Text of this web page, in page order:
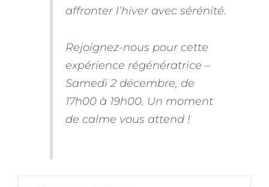
affronter l’hiver avec sérénité.
Rejoignez-nous pour cette
expérience régénératrice –
Samedi 2 décembre, de
17h00 à 19h00. Un moment
de calme vous attend !